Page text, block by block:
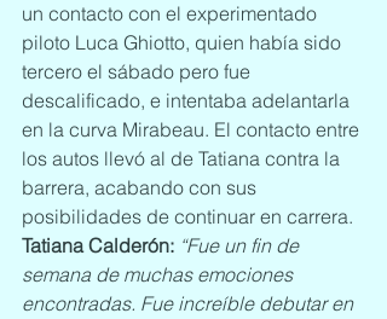
un contacto con el experimentado
piloto Luca Ghiotto, quien había sido
tercero el sábado pero fue
descalificado, e intentaba adelantarla
en la curva Mirabeau. El contacto entre
los autos llevó al de Tatiana contra la
barrera, acabando con sus
posibilidades de continuar en carrera.
Tatiana Calderón: “Fue un fin de
semana de muchas emociones
encontradas. Fue increíble debutar en